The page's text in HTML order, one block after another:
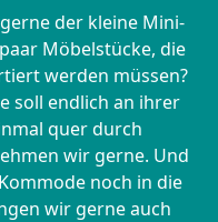
der kleine Mini-
Möbelstücke, die
werden müssen?
soll endlich an ihrer
quer durch
wir gerne. Und
noch in die
wir gerne auch